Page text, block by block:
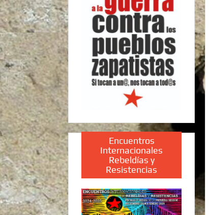
Encuentros
Internacionales
Rebeldías y
Resistencias